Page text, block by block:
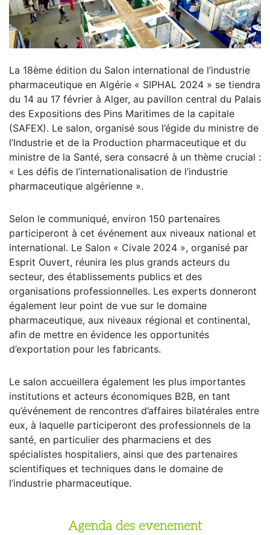
La 18ème édition du Salon international de l’industrie
pharmaceutique en Algérie « SIPHAL 2024 » se tiendra
du 14 au 17 février à Alger, au pavillon central du Palais
des Expositions des Pins Maritimes de la capitale
(SAFEX). Le salon, organisé sous l’égide du ministre de
l’Industrie et de la Production pharmaceutique et du
ministre de la Santé, sera consacré à un thème crucial :
« Les défis de l’internationalisation de l’industrie
pharmaceutique algérienne ».
Selon le communiqué, environ 150 partenaires
participeront à cet événement aux niveaux national et
international. Le Salon « Civale 2024 », organisé par
Esprit Ouvert, réunira les plus grands acteurs du
secteur, des établissements publics et des
organisations professionnelles. Les experts donneront
également leur point de vue sur le domaine
pharmaceutique, aux niveaux régional et continental,
afin de mettre en évidence les opportunités
d’exportation pour les fabricants.
Le salon accueillera également les plus importantes
institutions et acteurs économiques B2B, en tant
qu’événement de rencontres d’affaires bilatérales entre
eux, à laquelle participeront des professionnels de la
santé, en particulier des pharmaciens et des
spécialistes hospitaliers, ainsi que des partenaires
scientifiques et techniques dans le domaine de
l’industrie pharmaceutique.
Agenda des evenement